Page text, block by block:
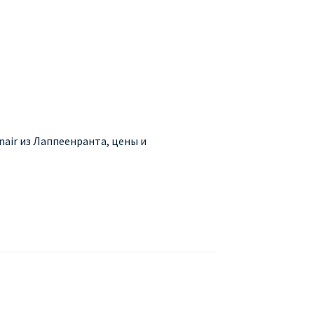
НА РУССКОМ | КНФТФШК
из Лаппеенранта, цены и